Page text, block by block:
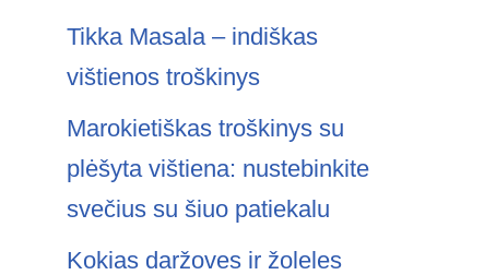
Tikka Masala – indiškas
vištienos troškinys
Marokietiškas troškinys su
plėšyta vištiena: nustebinkite
svečius su šiuo patiekalu
Kokias daržoves ir žoleles